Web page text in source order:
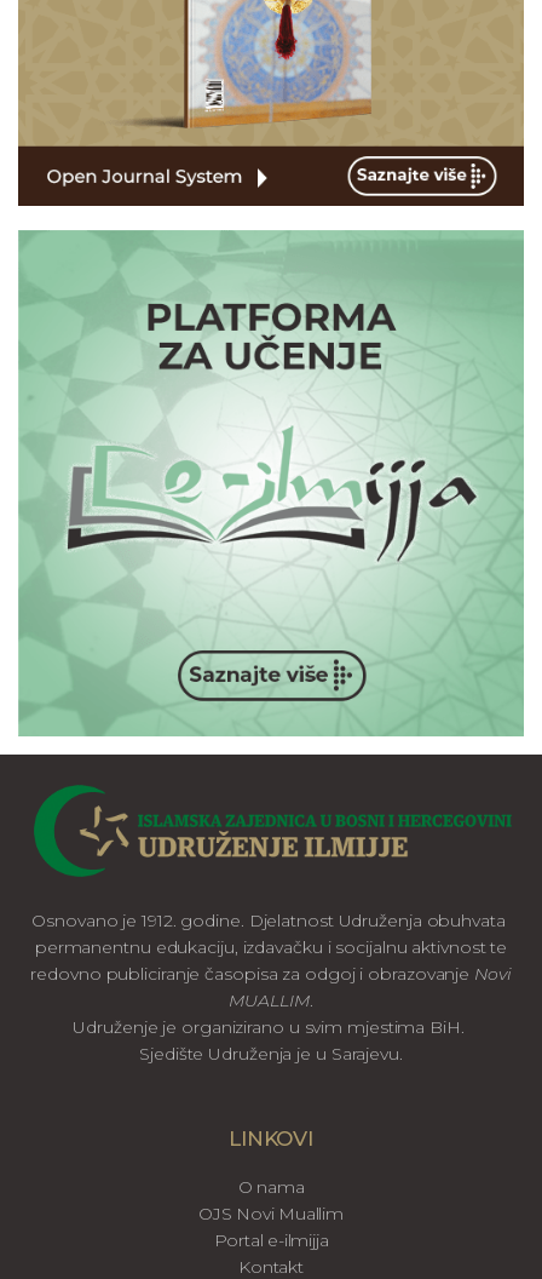
Osnovano je 1912. godine. Djelatnost Udruženja obuhvata
permanentnu edukaciju, izdavačku i socijalnu aktivnost te
redovno publiciranje časopisa za odgoj i obrazovanje Novi
MUALLIM.
Udruženje je organizirano u svim mjestima BiH.
Sjedište Udruženja je u Sarajevu.
LINKOVI
O nama
OJS Novi Muallim
Portal e-ilmijja
Kontakt